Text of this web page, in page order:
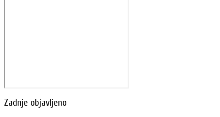
Zadnje objavljeno